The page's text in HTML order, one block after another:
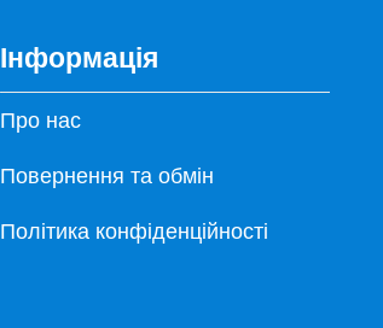
Інформація
Про нас
Повернення та обмін
Політика конфіденційності